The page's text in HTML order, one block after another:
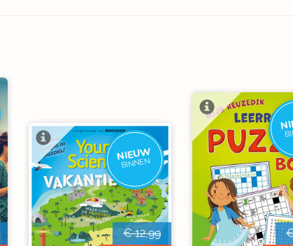
NIEUW
BINNEN
€ 12,99